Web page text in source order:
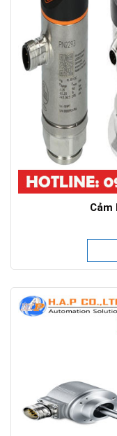
Cảm